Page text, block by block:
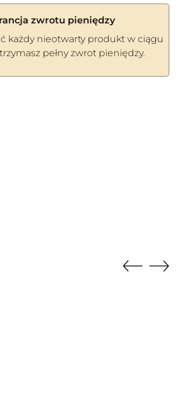
zwrotu pieniędzy
każdy nieotwarty produkt w ciągu
pełny zwrot pieniędzy.